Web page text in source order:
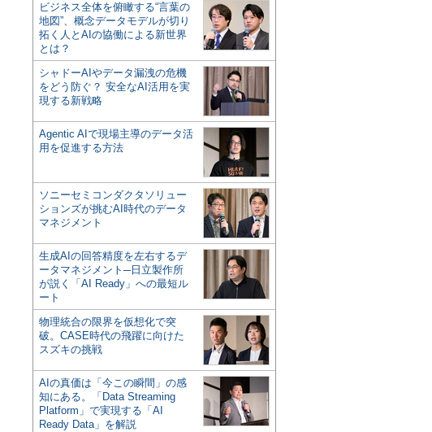
ビジネス全体を俯瞰する“言葉の
地図”、概念データモデルが切り
拓く人とAIの協働による新世界
とは？
シャドーAIやデータ漏洩の危機
をどう防ぐ？ 安全なAI活用を実
現する新戦略
Agentic AIで現場主導のデータ活
用を促進する方法
ソニーセミコンダクタソリュー
ションズが挑むAI時代のデータ
マネジメント
生成AIの回答精度を左右するデ
ータマネジメント─日立製作所
が説く「AI Ready」への最短ル
ート
物理統合の限界を仮想化で突
破。CASE時代の飛躍に向けた
スズキの挑戦
AIの真価は「今この瞬間」の感
知にある。「Data Streaming
Platform」で実現する「AI
Ready Data」を解説